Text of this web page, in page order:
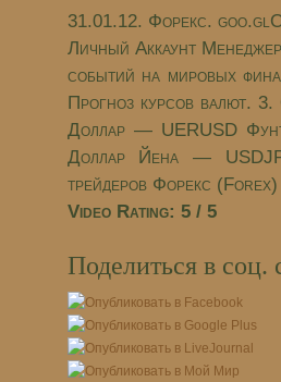
31.01.12. Форекс.
Личный Аккаунт
событий на мировых
Прогноз курсов валют.
Доллар — UERUSD
Доллар Йена —
трейдеров Форекс
Video Rating: 5 / 5
Поделиться в соц.